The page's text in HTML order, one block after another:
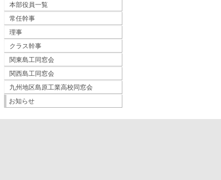
本部役員一覧
常任幹事
理事
クラス幹事
関東島工同窓会
関西島工同窓会
九州地区島原工業高校同窓会
お知らせ